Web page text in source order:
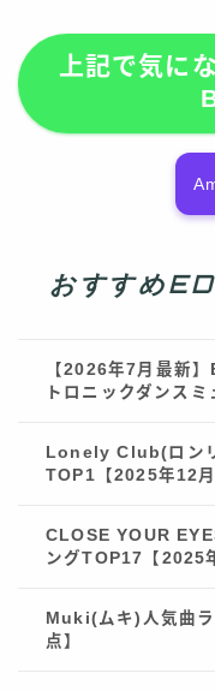
上記で気に
おすすめ
【2026年7月最新
トロニックダンス
Lonely Club(ロン
TOP1【2025年12月
CLOSE YOUR
ングTOP17【2025
Muki(ムキ)人気曲
点】